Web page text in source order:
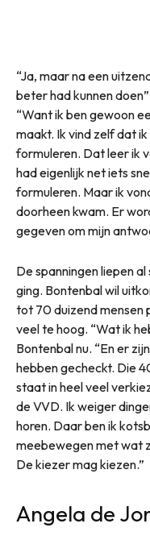
“Ja, maar na een
beter had kunnen
“Want ik ben gewoon
maakt. Ik vind zelf dat
formuleren. Dat leer ik
had eigenlijk net iets
formuleren. Maar ik
doorheen kwam. Er
gegeven om mijn
De spanningen liepen
ging. Bontenbal wil
tot 70 duizend mensen
veel te hoog. “Wat ik
Bontenbal nu. “En er
hebben gecheckt. Die
staat in heel veel
de VVD. Ik weiger
horen. Daar ben ik
meebewegen met wat
De kiezer mag kiezen.”
Angela de